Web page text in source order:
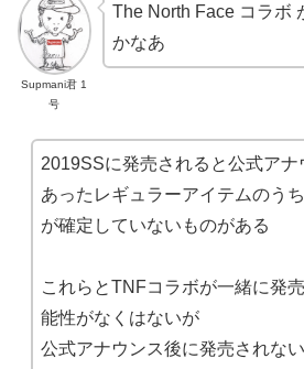
Supmani君 1
号
The North Face コラボ
かなあ
2019SSに発売されると公式アナ
あったレギュラーアイテムのう
が確定していないものがある
これらとTNFコラボが一緒に発
能性がなくはないが
公式アナウンス後に発売されな